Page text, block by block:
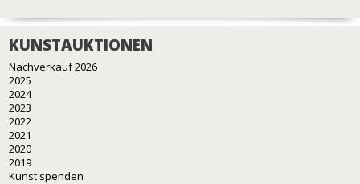
KUNSTAUKTIONEN
Nachverkauf 2026
2025
2024
2023
2022
2021
2020
2019
Kunst spenden